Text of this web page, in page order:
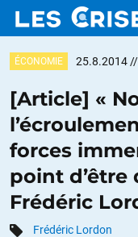
DOSSIERS
CATÉGORIES
ÉCONOMIE 25.8.2014
[Article] «
forces
point d’être
Frédéric
Frédéric Lordon